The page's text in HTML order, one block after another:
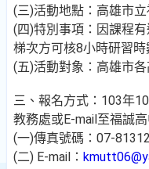
(三)活動地點：高雄市
(四)特別事項：因課程
梯次方可核8小時研習時
(五)活動對象：高雄市
三、報名方式：103年
教務處或E-mail至福誠高
(一)傳真號碼：07-
(二) E-mail：